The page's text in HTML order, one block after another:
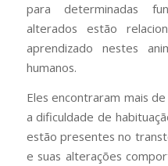
para determinadas
alterados estão
aprendizado nestes
humanos.
Eles encontraram mais
a dificuldade de
estão presentes no
e suas alterações